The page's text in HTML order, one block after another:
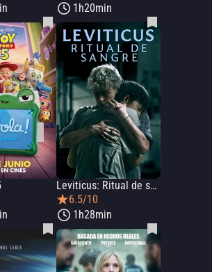
1h20min
Leviticus: Ritual de sangre
6.5/10
1h28min